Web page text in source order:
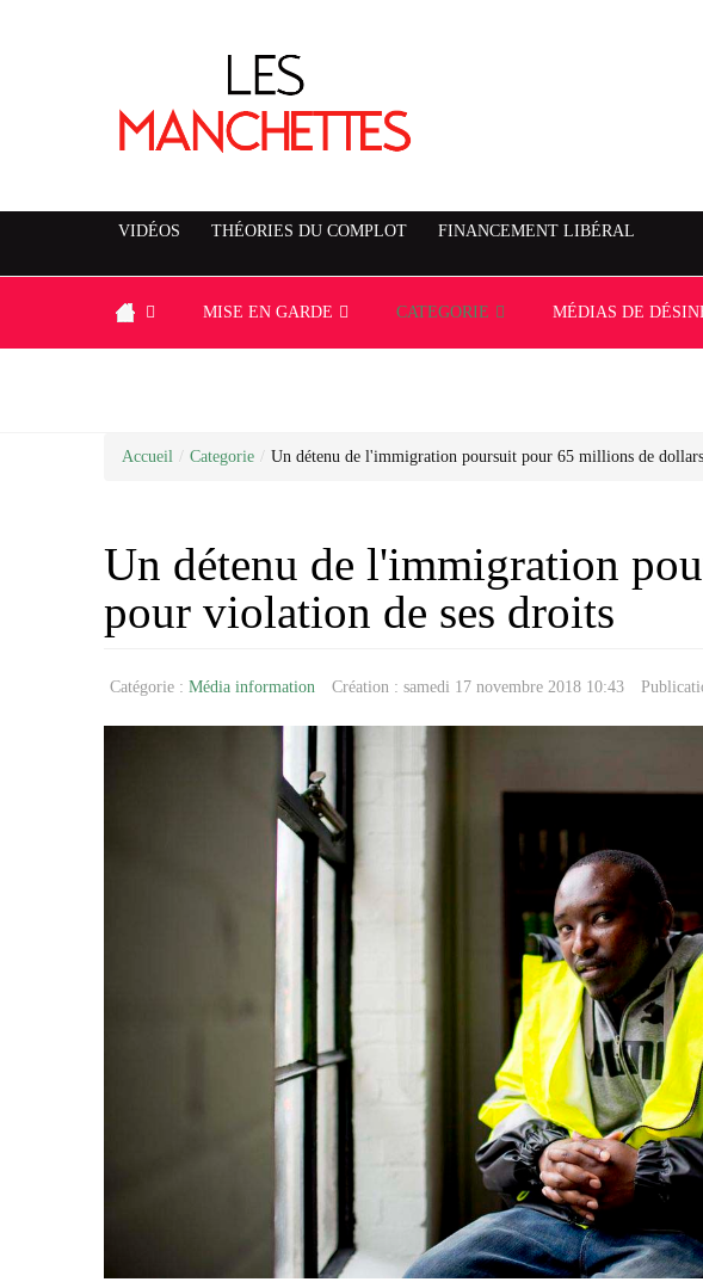
VIDÉOS THÉORIES DU COMPLOT FINANCEMENT LIBÉRAL
MISE EN GARDE CATEGORIE MÉDIAS DE
Accueil / Categorie / Un détenu de l'immigration poursuit pour 65 millions de
Un détenu de l'immigration
pour violation de ses droits
Catégorie : Média information Création : samedi 17 novembre 2018 10:43